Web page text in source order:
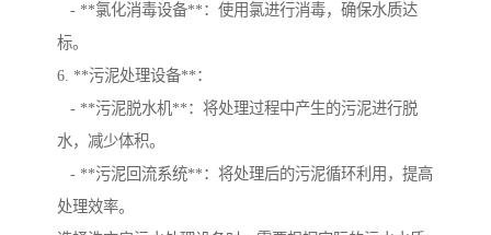
- **氯化消毒设备**：使用氯进行消毒，确保水质达
标。
6. **污泥处理设备**：
- **污泥脱水机**：将处理过程中产生的污泥进行脱
水，减少体积。
- **污泥回流系统**：将处理后的污泥循环利用，提高
处理效率。